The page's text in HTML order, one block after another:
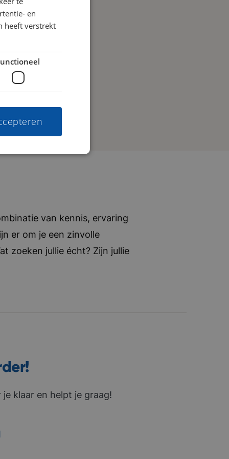
van kennis, ervaring
er om je een zinvolle
zoeken jullie écht? Zijn jullie
klaar en helpt je graag!
en
heeft verstrekt